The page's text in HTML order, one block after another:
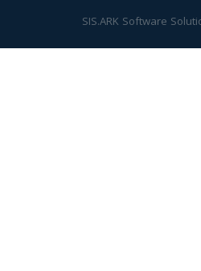
SIS.ARK Software